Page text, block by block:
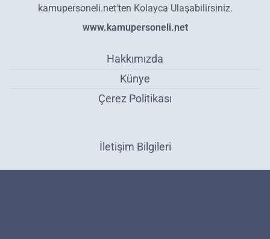
kamupersoneli.net'ten Kolayca Ulaşabilirsiniz.
www.kamupersoneli.net
Hakkımızda
Künye
Çerez Politikası
İletişim Bilgileri